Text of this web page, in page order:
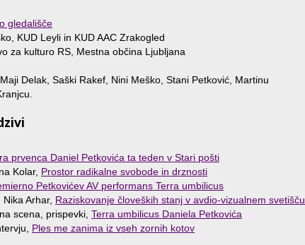
gledališče
KUD Leyli in KUD AAC Zrakogled
za kulturo RS, Mestna občina Ljubljana
Delak, Saški Rakef, Nini Meško, Stani Petković, Martinu
prvenca Daniel Petkovića ta teden v Stari pošti
Kolar, Prostor radikalne svobode in drznosti
Petkovićev AV performans Terra umbilicus
Arhar, Raziskovanje človeških stanj v avdio-vizualnem svetišču
scena, prispevki, Terra umbilicus Daniela Petkovića
Ples me zanima iz vseh zornih kotov